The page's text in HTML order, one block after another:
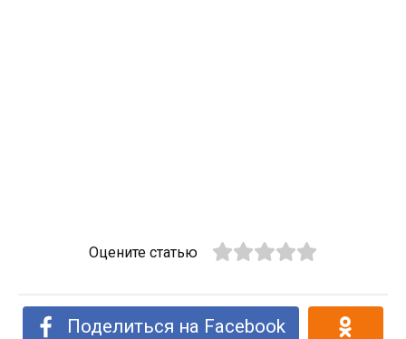
Оцените статью
Поделиться на Facebook